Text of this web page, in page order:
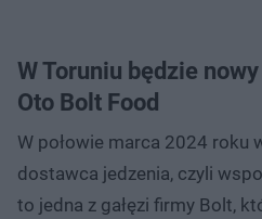
W Toruniu będzie
Oto Bolt Food
W połowie marca 2024 roku
dostawca jedzenia, czyli
to jedna z gałęzi firmy Bolt,